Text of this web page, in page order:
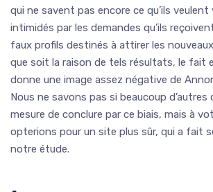
qui ne savent pas encore ce qu’ils
intimidés par les demandes qu’ils
faux profils destinés à attirer les
que soit la raison de tels résultats, le fait
donne une image assez négative de
Nous ne savons pas si beaucoup
mesure de conclure par ce biais, mais à
opterions pour un site plus sûr, qui a fait
notre étude.